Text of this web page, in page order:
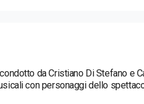
da Cristiano Di Stefano e
con personaggi dello